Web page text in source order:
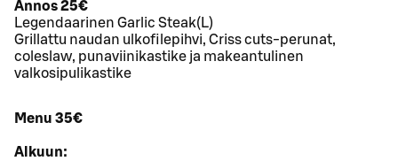
Annos 25€
Legendaarinen Garlic Steak(L)
Grillattu naudan ulkofilepihvi, Criss cuts-perunat,
coleslaw, punaviinikastike ja makeantulinen
valkosipulikastike
Menu 35€
Alkuun: